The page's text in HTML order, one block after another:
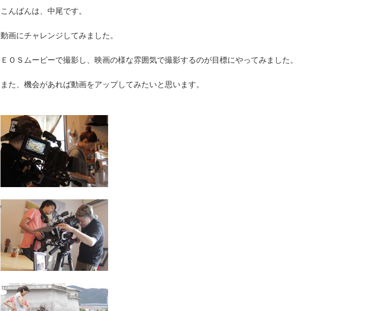
こんばんは、中尾です。
動画にチャレンジしてみました。
ＥＯＳムービーで撮影し、映画の様な雰囲気で撮影するのが目標にやってみました。
また、機会があれば動画をアップしてみたいと思います。